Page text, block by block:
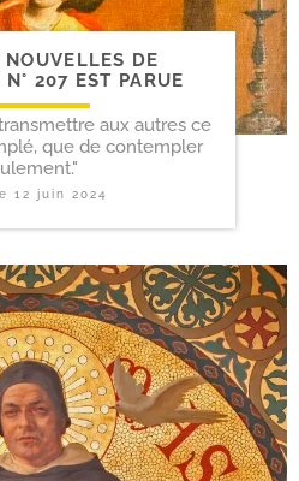
NOUVELLES DE
207 EST PARUE
aux autres ce
que de contempler
12 juin 2024